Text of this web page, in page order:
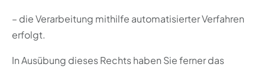
– die Verarbeitung mithilfe automatisierter Verfahren
erfolgt.
In Ausübung dieses Rechts haben Sie ferner das